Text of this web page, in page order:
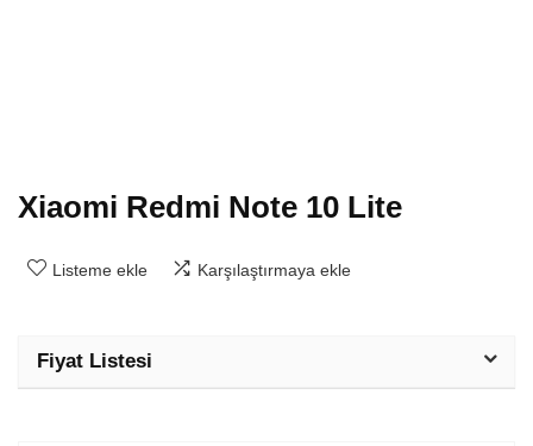
Xiaomi Redmi Note 10 Lite
Listeme ekle Karşılaştırmaya ekle
Fiyat Listesi